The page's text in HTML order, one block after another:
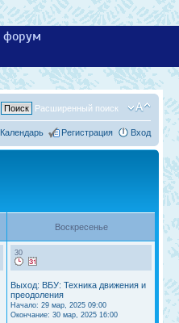
форум
Расширенный поиск
Календарь Регистрация Вход
Воскресенье
30
Выход: ВБУ: Техника движения и
преодоления
Начало: 29 мар, 2025 09:00
Окончание: 30 мар, 2025 16:00